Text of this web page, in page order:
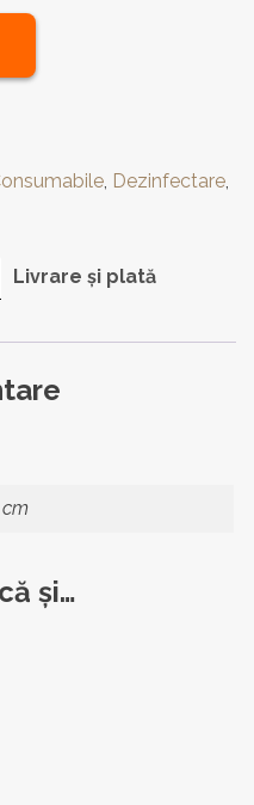
Dezinfectare
Livrare și plată
cm
și…